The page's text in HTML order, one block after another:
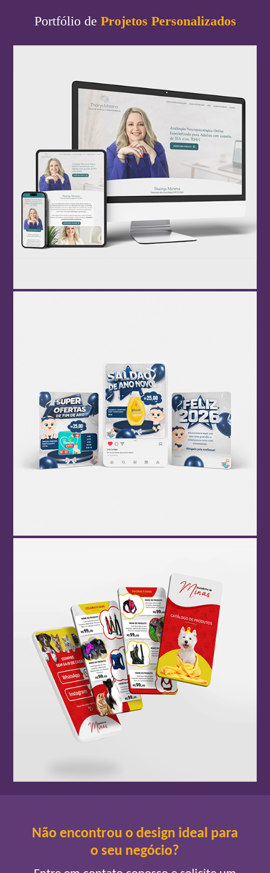
Portfólio de Projetos Personalizados
Não encontrou o design ideal para
o seu negócio?